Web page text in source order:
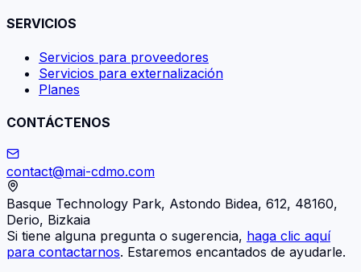
SERVICIOS
Servicios para proveedores
Servicios para externalización
Planes
CONTÁCTENOS
contact@mai-cdmo.com
Basque Technology Park, Astondo Bidea, 612, 48160,
Derio, Bizkaia
Si tiene alguna pregunta o sugerencia, haga clic aquí
para contactarnos. Estaremos encantados de ayudarle.